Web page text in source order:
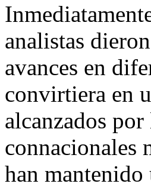
analistas
avances en
convirtiera en
alcanzados
connacionales
han